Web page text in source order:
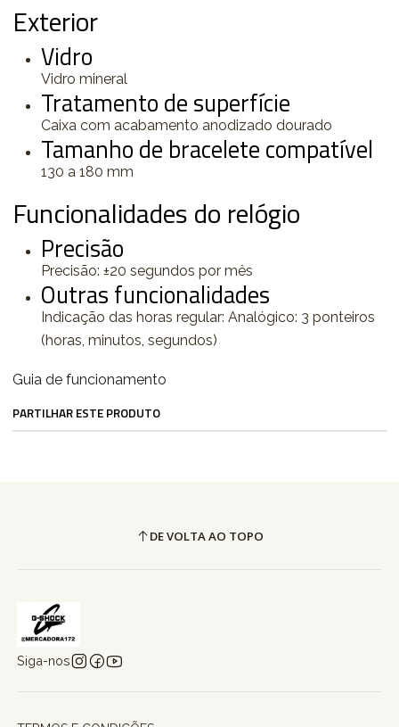
Exterior
Vidro
Vidro mineral
Tratamento de superfície
Caixa com acabamento anodizado dourado
Tamanho de bracelete compatível
130 a 180 mm
Funcionalidades do relógio
Precisão
Precisão: ±20 segundos por mês
Outras funcionalidades
Indicação das horas regular: Analógico: 3 ponteiros
(horas, minutos, segundos)
Guia de funcionamento
PARTILHAR ESTE PRODUTO
DE VOLTA AO TOPO
Siga-nos